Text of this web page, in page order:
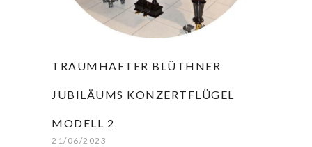
TRAUMHAFTER BLÜTHNER
JUBILÄUMS KONZERTFLÜGEL
MODELL 2
21/06/2023